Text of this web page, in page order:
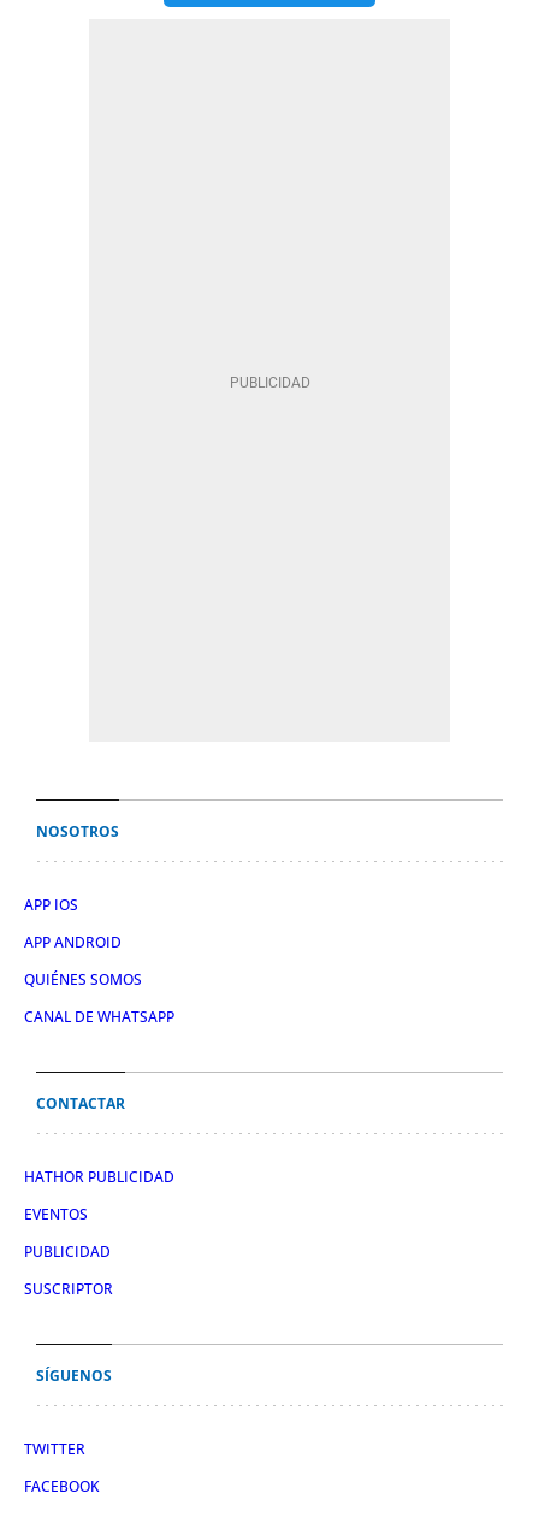
NOSOTROS
APP IOS
APP ANDROID
QUIÉNES SOMOS
CANAL DE WHATSAPP
CONTACTAR
HATHOR PUBLICIDAD
EVENTOS
PUBLICIDAD
SUSCRIPTOR
SÍGUENOS
TWITTER
FACEBOOK